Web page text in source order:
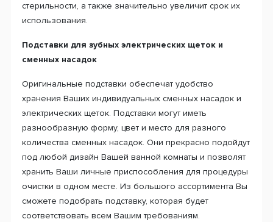
стерильности, а также значительно увеличит срок их
использования.
Подставки для зубных электрических щеток и
сменных насадок
Оригинальные подставки обеспечат удобство
хранения Ваших индивидуальных сменных насадок и
электрических щеток. Подставки могут иметь
разнообразную форму, цвет и место для разного
количества сменных насадок. Они прекрасно подойдут
под любой дизайн Вашей ванной комнаты и позволят
хранить Ваши личные приспособления для процедуры
очистки в одном месте. Из большого ассортимента Вы
сможете подобрать подставку, которая будет
соответствовать всем Вашим требованиям.